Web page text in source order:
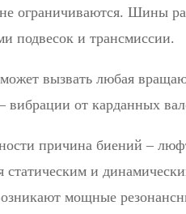
ограничиваются. Шины
подвесок и трансмиссии.
вызвать любая
вибрации от карданных
причина биений –
и
мощные